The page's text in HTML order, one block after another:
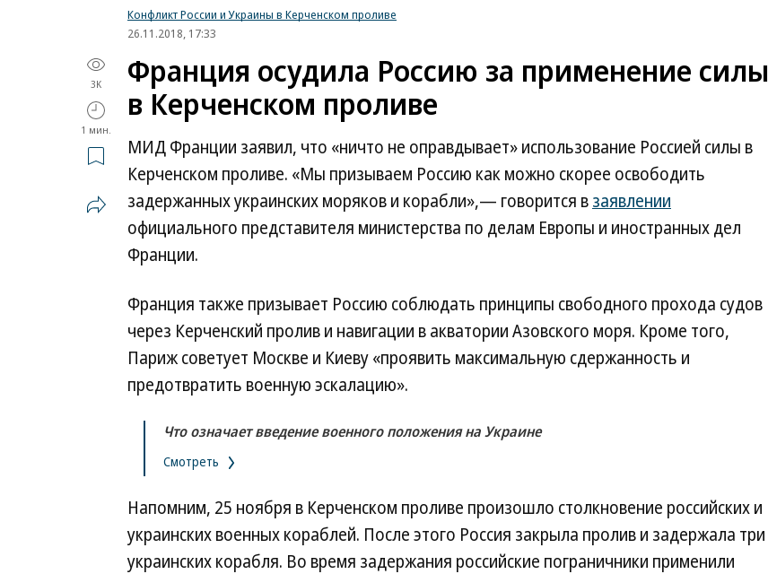
Конфликт России и Украины в Керченском проливе
26.11.2018, 17:33
3K
1 мин.
Франция осудила Россию за применение силы
в Керченском проливе
МИД Франции заявил, что «ничто не оправдывает» использование Россией силы в
Керченском проливе. «Мы призываем Россию как можно скорее освободить
задержанных украинских моряков и корабли»,— говорится взаявлении
официального представителя министерства по делам Европы и иностранных дел
Франции.
Франция также призывает Россию соблюдать принципы свободного прохода судов
через Керченский пролив и навигации в акватории Азовского моря. Кроме того,
Париж советует Москве и Киеву «проявить максимальную сдержанность и
предотвратить военную эскалацию».
Что означает введение военного положения на Украине
Смотреть
Напомним, 25 ноября в Керченском проливе произошло столкновение российских и
украинских военных кораблей. После этого Россия закрыла пролив и задержала три
украинских корабля. Во время задержания российские пограничники применили